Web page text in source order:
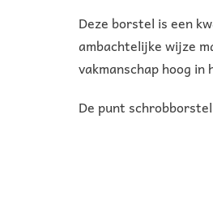
Deze borstel is een
ambachtelijke wijze
vakmanschap hoog
De punt